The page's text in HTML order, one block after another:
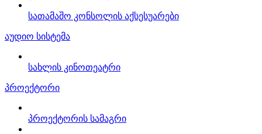
სათამაშო კონსოლის აქსესუარები
აუდიო სისტემა
სახლის კინოთეატრი
პროექტორი
პროექტორის სამაგრი